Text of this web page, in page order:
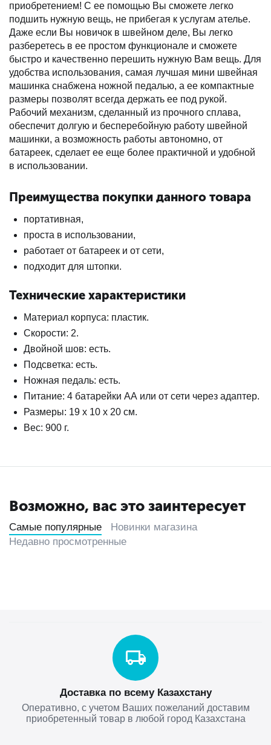
приобретением! С ее помощью Вы сможете легко
подшить нужную вещь, не прибегая к услугам ателье.
Даже если Вы новичок в швейном деле, Вы легко
разберетесь в ее простом функционале и сможете
быстро и качественно перешить нужную Вам вещь. Для
удобства использования, самая лучшая мини швейная
машинка снабжена ножной педалью, а ее компактные
размеры позволят всегда держать ее под рукой.
Рабочий механизм, сделанный из прочного сплава,
обеспечит долгую и бесперебойную работу швейной
машинки, а возможность работы автономно, от
батареек, сделает ее еще более практичной и удобной
в использовании.
Преимущества покупки данного товара
портативная,
проста в использовании,
работает от батареек и от сети,
подходит для штопки.
Технические характеристики
Материал корпуса: пластик.
Скорости: 2.
Двойной шов: есть.
Подсветка: есть.
Ножная педаль: есть.
Питание: 4 батарейки АА или от сети через адаптер.
Размеры: 19 x 10 x 20 см.
Вес: 900 г.
Возможно, вас это заинтересует
Самые популярные
Новинки магазина
Недавно просмотренные
Доставка по всему Казахстану
Оперативно, с учетом Ваших пожеланий доставим
приобретенный товар в любой город Казахстана